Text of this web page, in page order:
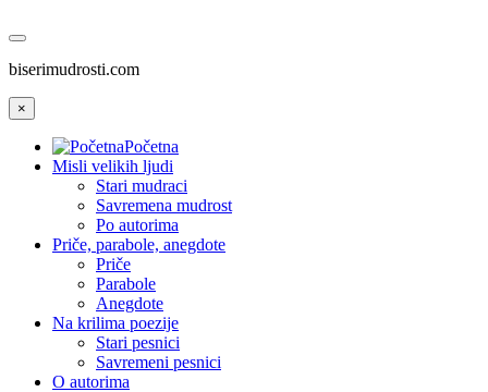
biserimudrosti.com
×
Početna
Misli velikih ljudi
Stari mudraci
Savremena mudrost
Po autorima
Priče, parabole, anegdote
Priče
Parabole
Anegdote
Na krilima poezije
Stari pesnici
Savremeni pesnici
O autorima